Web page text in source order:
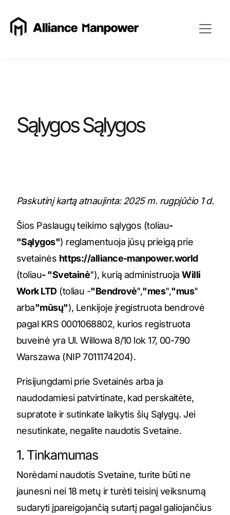
Sąlygos Sąlygos
Paskutinį kartą atnaujinta: 2025 m. rugpjūčio 1 d.
Šios Paslaugų teikimo sąlygos (toliau-
"Sąlygos") reglamentuoja jūsų prieigą prie
svetainės https://alliance-manpower.world
(toliau- "Svetainė"), kurią administruojaWilli
Work LTD(toliau -"Bendrovė","mes","mus"
arba"mūsų"), Lenkijoje įregistruota bendrovė
pagal KRS 0001068802, kurios registruota
buveinė yra Ul. Willowa 8/10 lok 17, 00-790
Warszawa (NIP 7011174204).
Prisijungdami prie Svetainės arba ja
naudodamiesi patvirtinate, kad perskaitėte,
supratote ir sutinkate laikytis šių Sąlygų. Jei
nesutinkate, negalite naudotis Svetaine.
1. Tinkamumas
Norėdami naudotis Svetaine, turite būti ne
jaunesni nei 18 metų ir turėti teisinį veiksnumą
sudaryti įpareigojančią sutartį pagal galiojančius